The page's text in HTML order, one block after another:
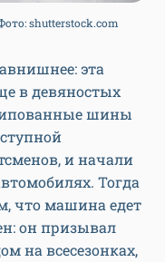
shutterstock.com
эта
в девяностых
шины
и начали
Тогда
что машина едет
он призывал
на всесезонках,